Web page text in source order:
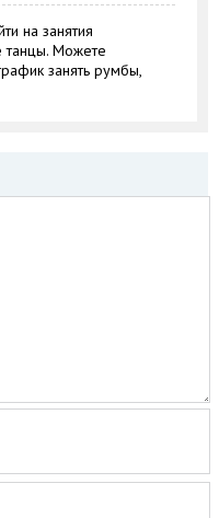
на занятия
танцы. Можете
занять румбы,